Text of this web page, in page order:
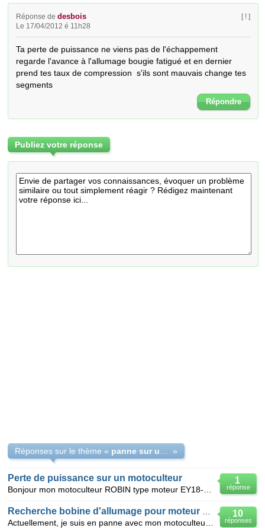
Réponse dedesbois
Le 17/04/2012 é 11h28
[ ! ]
Ta perte de puissance ne viens pas de l'échappement
regarde l'avance à l'allumage bougie fatigué et en dernier
prend tes taux de compression  s'ils sont mauvais change tes
segments
Répondre
Publiez votre réponse
Réponses sur le thème « »
1
réponse
Perte de puissance sur un motoculteur
10
réponses